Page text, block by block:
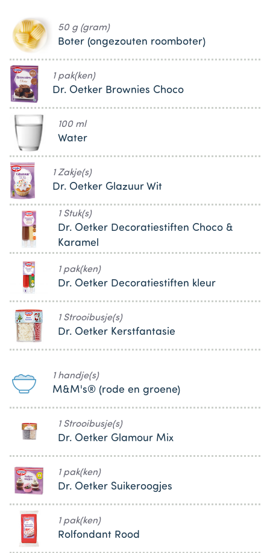
50 g (gram)
Boter (ongezouten roomboter)
1 pak(ken)
Dr. Oetker Brownies Choco
100 ml
Water
1 Zakje(s)
Dr. Oetker Glazuur Wit
1 Stuk(s)
Dr. Oetker Decoratiestiften Choco &
Karamel
1 pak(ken)
Dr. Oetker Decoratiestiften kleur
1 Strooibusje(s)
Dr. Oetker Kerstfantasie
1 handje(s)
M&M's® (rode en groene)
1 Strooibusje(s)
Dr. Oetker Glamour Mix
1 pak(ken)
Dr. Oetker Suikeroogjes
1 pak(ken)
Rolfondant Rood